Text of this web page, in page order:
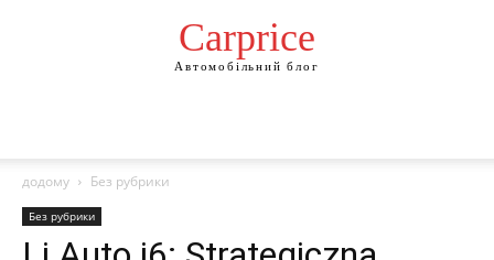
Сarprice
Автомобільний блог
додому Без рубрики
Без рубрики